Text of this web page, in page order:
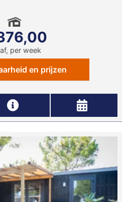
per week
en prijzen